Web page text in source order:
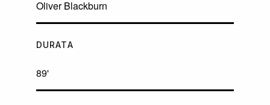
Oliver Blackburn
DURATA
89'